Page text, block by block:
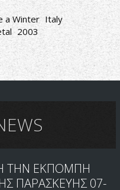
a Winter Italy
2003
ΤΗΝ ΕΚΠΟΜΠΗ
ΠΑΡΑΣΚΕΥΗΣ 07-